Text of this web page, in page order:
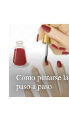
Cómo pintarse
paso a paso